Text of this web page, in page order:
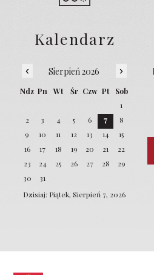
Kalendarz
‹ Sierpień 2026 ›
Ndz Pn Wt Śr Czw Pt
Sob
1
2
3 4 5 6 7
8
9
10 11 12 13 14
15
16
17 18 19 20 21
22
23
24 25 26 27 28
29
30
31
Dzisiaj: Piątek, Sierpień 7, 2026